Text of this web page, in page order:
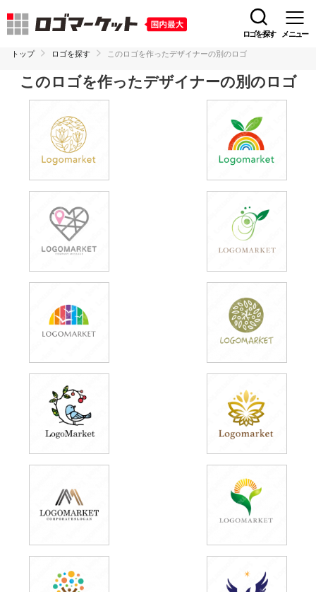
ロゴを探す メニュー
トップ ロゴを探す このロゴを作ったデザイナーの別のロゴ
このロゴを作ったデザイナーの別のロゴ